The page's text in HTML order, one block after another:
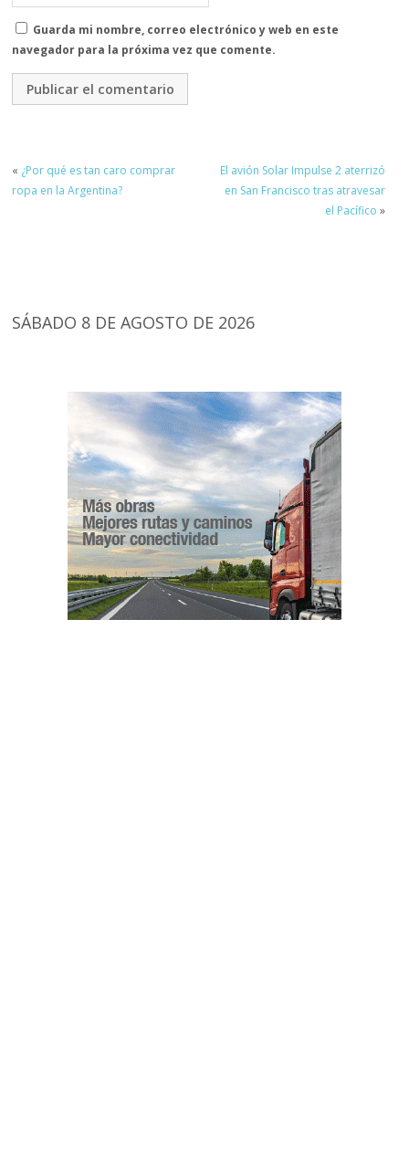
Guarda mi nombre, correo electrónico y web en este
navegador para la próxima vez que comente.
« ¿Por qué es tan caro comprar
ropa en la Argentina?
El avión Solar Impulse 2 aterrizó
en San Francisco tras atravesar
el Pacífico »
SÁBADO 8 DE AGOSTO DE 2026